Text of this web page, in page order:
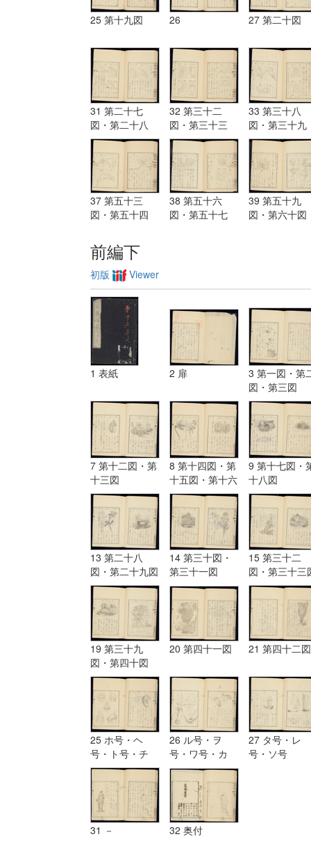
25 第十九図 26 27 第二十図
31 第二十七
図・第二十八
図・第二十九
図・第三十図・
第三十一図
32 第三十二
図・第三十三
図・第三十四
図・第三十五
図・第三十六
図・第三十七図
33 第三十八
図・第三十九
図・第四十図
第四十一図・
四十二図・
37 第五十三
図・第五十四
38 第五十六
図・第五十七
39 第五十九
図・第六十図
前編下
初版 Viewer
1 表紙 2 扉
3 第一図・第
図・第三図
7 第十二図・第
十三図
8 第十四図・第
十五図・第十六
図
9 第十七図・
十八図
13 第二十八
図・第二十九図
14 第三十図・
第三十一図
15 第三十二
図・第三十三
19 第三十九
図・第四十図
20 第四十一図 21 第四十二図
25 ホ号・ヘ
号・ト号・チ
号・リ号・ヌ号
26 ル号・ヲ
号・ワ号・カ
号・ヨ号
27 タ号・レ
号・ソ号
31 － 32 奥付